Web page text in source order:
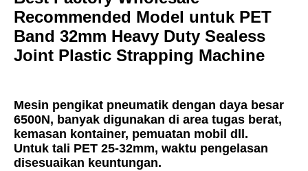
Recommended Model untuk PET
Band 32mm Heavy Duty Sealess
Joint Plastic Strapping Machine
Mesin pengikat pneumatik dengan daya besar
6500N, banyak digunakan di area tugas berat,
kemasan kontainer, pemuatan mobil dll.
Untuk tali PET 25-32mm, waktu pengelasan
disesuaikan keuntungan.